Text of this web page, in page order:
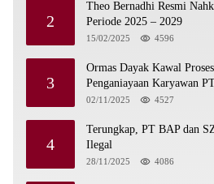
2
Theo Bernadhi Resmi
Periode 2025 – 2029
15/02/2025 4596
3
Ormas Dayak Kawal
Penganiayaan Karyawan
02/11/2025 4527
4
Terungkap, PT BAP dan
Ilegal
28/11/2025 4086